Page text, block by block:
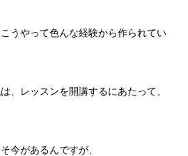
うやって色んな経験から作られてい
、レッスンを開講するにあたって、
今があるんですが、